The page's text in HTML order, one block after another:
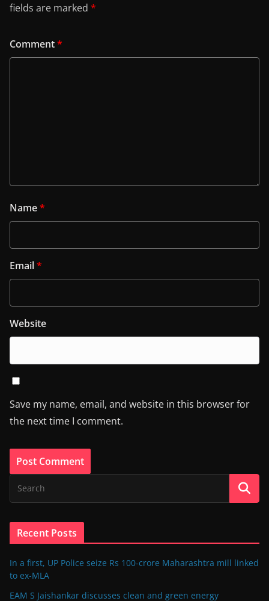
fields are marked *
Comment*
Name*
Email*
Website
Save my name, email, and website in this browser for
the next time I comment.
Recent Posts
In a first, UP Police seize Rs 100-crore Maharashtra mill linked
to ex-MLA
EAM S Jaishankar discusses clean and green energy